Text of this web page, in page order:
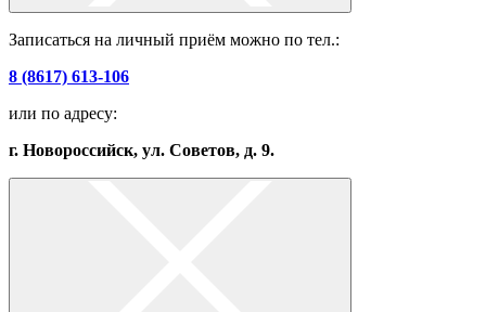
Записаться на личный приём можно по тел.:
8 (8617) 613-106
или по адресу:
г. Новороссийск, ул. Советов, д. 9.